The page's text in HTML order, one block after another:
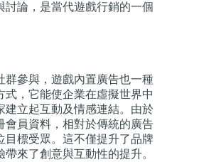
討論，是當代遊戲行銷的一個
群參與，遊戲內置廣告也一種
式，它能使企業在虛擬世界中
建立起互動及情感連結。由於
會員資料，相對於傳統的廣告
目標受眾。這不僅提升了品牌
來了創意與互動性的提升。